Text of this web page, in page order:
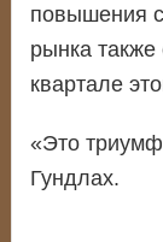
повышения
рынка также
квартале
«Это
Гундлах.